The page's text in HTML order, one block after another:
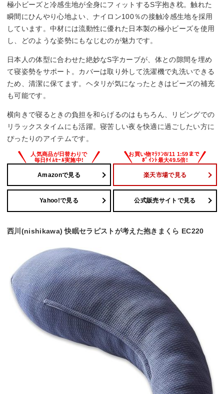
極小ビーズと冷感生地が全身にフィットするS字抱き枕。触れた
瞬間にひんやり心地よい、ナイロン100％の接触冷感生地を採用
しています。中材には流動性に優れた日本製の極小ビーズを使用
し、どのような姿勢にもなじむのが魅力です。
日本人の体型に合わせた絶妙なS字カーブが、体との隙間を埋め
て寝姿勢をサポート。カバーは取り外して洗濯機で丸洗いできる
ため、清潔に保てます。ヘタリが気になったときはビーズの補充
も可能です。
横向きで寝るときの負担を和らげるのはもちろん、リビングでの
リラックスタイムにも活躍。寝苦しい夜を快適に過ごしたい方に
ぴったりのアイテムです。
Amazonで見る 楽天市場で見る
Yahoo!で見る 公式販売サイトで見る
西川(nishikawa) 快眠セラピストが考えた抱きまくら EC220